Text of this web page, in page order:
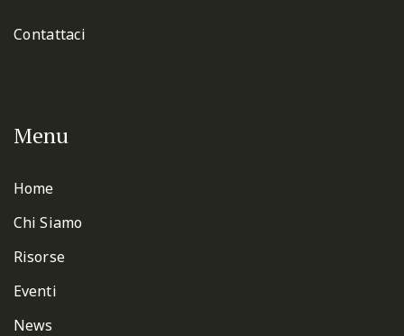
Contattaci
Menu
Home
Chi Siamo
Risorse
Eventi
News